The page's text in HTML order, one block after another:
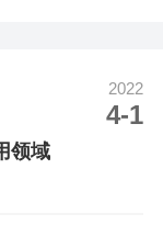
LED状态显示；3
却器等）；外部
）；zui少的维护
2022
4-1
领域